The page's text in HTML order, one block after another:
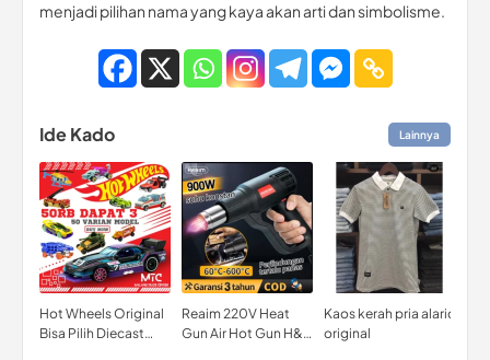
menjadi pilihan nama yang kaya akan arti dan simbolisme.
Ide Kado Lainnya
Hot Wheels Original
Bisa Pilih Diecast
Reaim 220V Heat
Gun Air Hot Gun H&L
Kaos kerah pria alaric
original